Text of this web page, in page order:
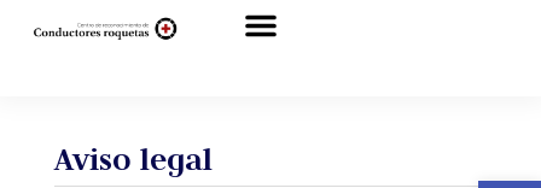
Aviso legal